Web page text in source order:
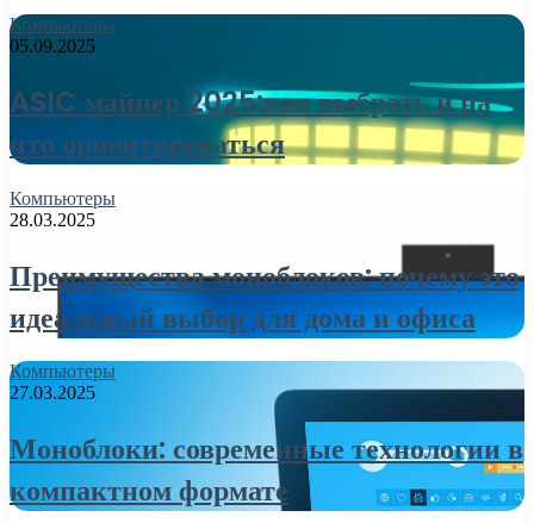
Компьютеры
05.09.2025
ASIC майнер 2025:как выбрать и на
что ориентироваться
Компьютеры
28.03.2025
Преимущества моноблоков: почему это
идеальный выбор для дома и офиса
Компьютеры
27.03.2025
Моноблоки: современные технологии в
компактном формате